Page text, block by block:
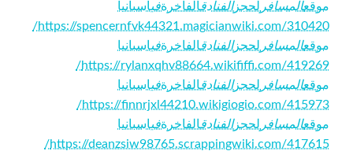
موقعالمسافر لحجزالفنادقالفاخرةفياسبانيا
https://spencernfvk44321.magicianwiki.com/310420/
موقعالمسافر لحجزالفنادقالفاخرةفياسبانيا
https://rylanxqhv88664.wikififfi.com/419269/
موقعالمسافر لحجزالفنادقالفاخرةفياسبانيا
https://finnrjxl44210.wikigiogio.com/415973/
موقعالمسافر لحجزالفنادقالفاخرةفياسبانيا
https://deanzsiw98765.scrappingwiki.com/417615/